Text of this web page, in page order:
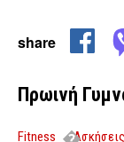
share
Πρωινή
Fitness